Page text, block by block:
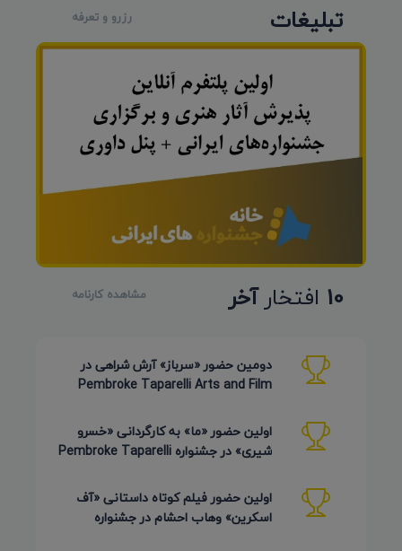
تبلیغات رزرو و تعرفه
10 افتخارآخر مشاهده کارنامه
دومین حضور «سرباز» آرش شراهی در
Pembroke Taparelli Arts and Film
اولین حضور «ما» به کارگردانی «خسرو
شیری» در جشنواره Pembroke Taparelli
اولین حضور فیلم کوتاه داستانی «آف
اسکرین» وهاب احشام در جشنواره